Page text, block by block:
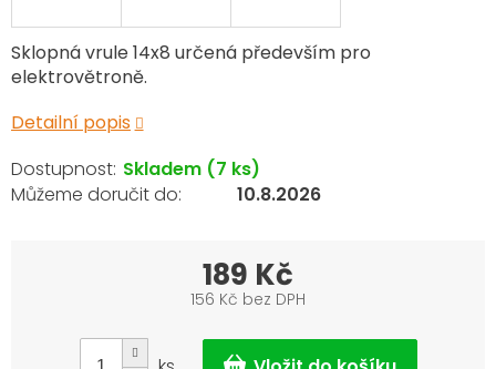
Sklopná vrule 14x8 určená především pro
elektrovětroně.
Detailní popis
Skladem (7 ks)
10.8.2026
189 Kč
156 Kč bez DPH
cena: